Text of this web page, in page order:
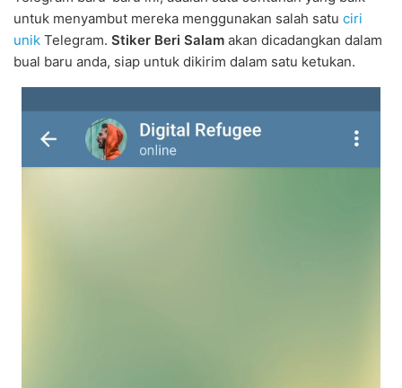
untuk menyambut mereka menggunakan salah satu ciri
unik Telegram. Stiker Beri Salam akan dicadangkan dalam
bual baru anda, siap untuk dikirim dalam satu ketukan.